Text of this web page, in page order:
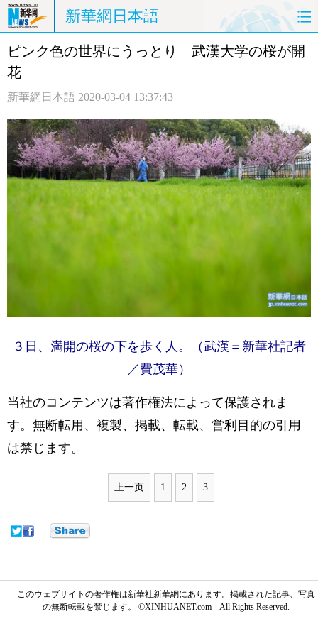
新華網日本語
ホームページ 政治 経済
観光 評論 写真
中日対訳
ピンク色の世界にうっとり 武漢大学の桜が開
花
新華網日本語 2020-03-04 13:37:43
３日、満開の桜の下を歩く人。（武漢＝新華社記者
／費茂華）
当社のコンテンツは著作権法によって保護されま
す。無断転用、複製、掲載、転載、営利目的の引用
は禁じます。
上一页 1 2 3
このウェブサイトの著作権は新華社新華網にあります。掲載された記事、写真
の無断転載を禁じます。 ©XINHUANET.com All Rights Reserved.